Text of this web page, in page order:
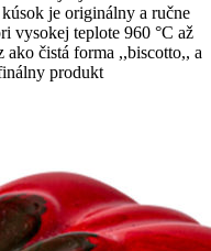
je originálny a ručne
vysokej teplote 960 °C až
čistá forma ,,biscotto,, a
produkt